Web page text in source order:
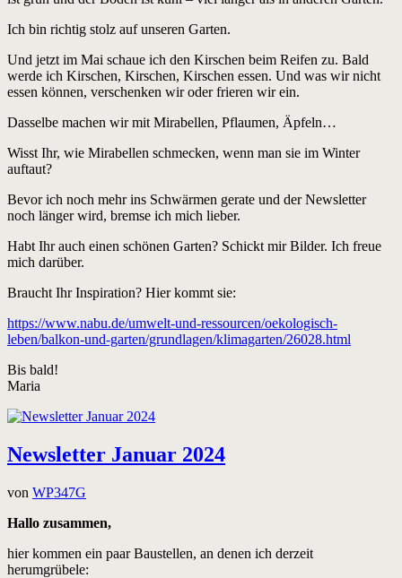
Ich bin richtig stolz auf unseren Garten.
Und jetzt im Mai schaue ich den Kirschen beim Reifen zu. Bald
werde ich Kirschen, Kirschen, Kirschen essen. Und was wir nicht
essen können, verschenken wir oder frieren wir ein.
Dasselbe machen wir mit Mirabellen, Pflaumen, Äpfeln…
Wisst Ihr, wie Mirabellen schmecken, wenn man sie im Winter
auftaut?
Bevor ich noch mehr ins Schwärmen gerate und der Newsletter
noch länger wird, bremse ich mich lieber.
Habt Ihr auch einen schönen Garten? Schickt mir Bilder. Ich freue
mich darüber.
Braucht Ihr Inspiration? Hier kommt sie:
https://www.nabu.de/umwelt-und-ressourcen/oekologisch-
leben/balkon-und-garten/grundlagen/klimagarten/26028.html
Bis bald!
Maria
Newsletter Januar 2024
von WP347G
Hallo zusammen,
hier kommen ein paar Baustellen, an denen ich derzeit
herumgrübele: